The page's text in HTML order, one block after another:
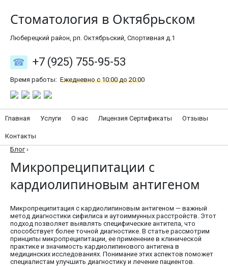
Стоматология в Октябрьском
Люберецкий район, рп. Октябрьский, Спортивная д.1
+7 (925) 755-95-53
Время работы: Ежедневно с 10:00 до 20:00
Главная Услуги О нас Лицензия Сертификаты Отзывы
Контакты
Блог ›
Микропреципитации с
кардиолипиновым антигеном
Микропреципитация с кардиолипиновым антигеном — важный
метод диагностики сифилиса и аутоиммунных расстройств. Этот
подход позволяет выявлять специфические антитела, что
способствует более точной диагностике. В статье рассмотрим
принципы микропреципитации, ее применение в клинической
практике и значимость кардиолипинового антигена в
медицинских исследованиях. Понимание этих аспектов поможет
специалистам улучшить диагностику и лечение пациентов.